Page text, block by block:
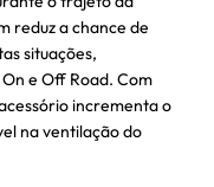
reduz a chance de
situações,
e Off Road. Com
incrementa o
na ventilação do